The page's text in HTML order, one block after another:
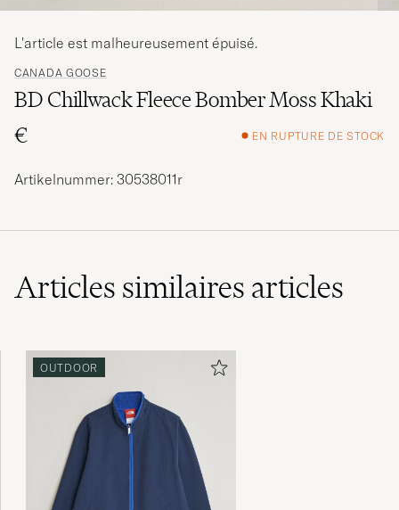
CANADA GOOSE
BD Chillwack Fleece Bomber Moss Khaki
€
EN RUPTURE DE STOCK
L'article est malheureusement épuisé.
Artikelnummer: 30538011r
Articles similaires articles
OUTDOOR